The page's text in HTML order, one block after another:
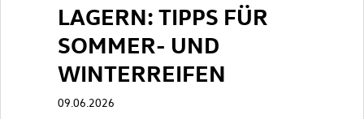
LAGERN: TIPPS FÜR
SOMMER- UND
WINTERREIFEN
09.06.2026